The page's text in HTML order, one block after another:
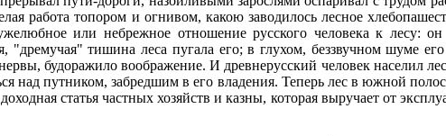
работа топором и огнивом, какою заводилось лесное
или небрежное отношение русского человека к лесу:
"дремучая" тишина леса пугала его; в глухом, беззвучном шуме
будоражило воображение. И древнерусский человек населил
над путником, забредшим в его владения. Теперь лес в южной
статья частных хозяйств и казны, которая выручает от